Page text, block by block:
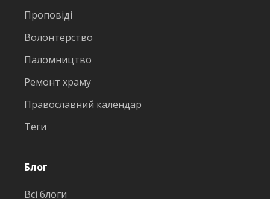
Проповіді
Волонтерство
Паломництво
Ремонт храму
Православний календар
Теги
Блог
Всі блоги